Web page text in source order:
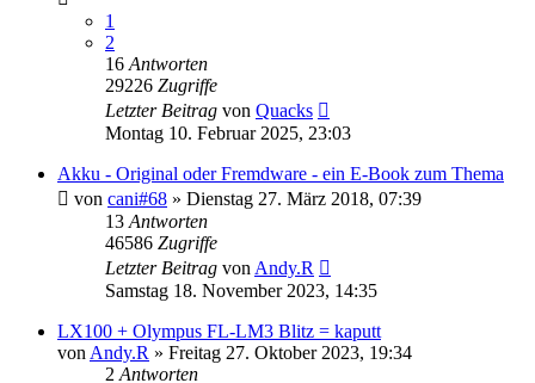
1
2
16 Antworten
29226 Zugriffe
Letzter Beitrag von Quacks
Montag 10. Februar 2025, 23:03
Akku - Original oder Fremdware - ein E-Book zum Thema
von cani#68 » Dienstag 27. März 2018, 07:39
13 Antworten
46586 Zugriffe
Letzter Beitrag von Andy.R
Samstag 18. November 2023, 14:35
LX100 + Olympus FL-LM3 Blitz = kaputt
von Andy.R » Freitag 27. Oktober 2023, 19:34
2 Antworten